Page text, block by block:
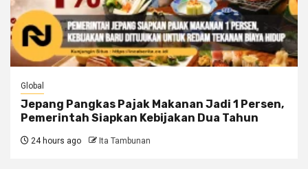
Global
Jepang Pangkas Pajak Makanan Jadi 1 Persen,
Pemerintah Siapkan Kebijakan Dua Tahun
24 hours ago Ita Tambunan